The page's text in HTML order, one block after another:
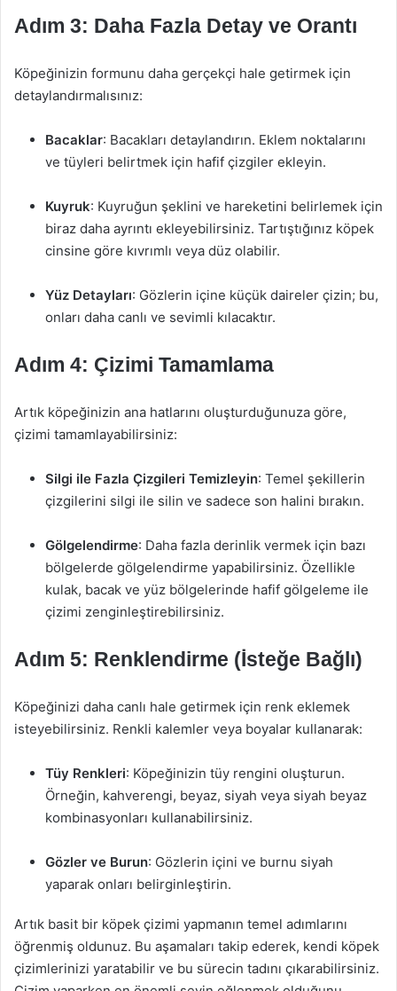
Adım 3: Daha Fazla Detay ve Orantı
Köpeğinizin formunu daha gerçekçi hale getirmek için
detaylandırmalısınız:
Bacaklar: Bacakları detaylandırın. Eklem noktalarını
ve tüyleri belirtmek için hafif çizgiler ekleyin.
Kuyruk: Kuyruğun şeklini ve hareketini belirlemek için
biraz daha ayrıntı ekleyebilirsiniz. Tartıştığınız köpek
cinsine göre kıvrımlı veya düz olabilir.
Yüz Detayları: Gözlerin içine küçük daireler çizin; bu,
onları daha canlı ve sevimli kılacaktır.
Adım 4: Çizimi Tamamlama
Artık köpeğinizin ana hatlarını oluşturduğunuza göre,
çizimi tamamlayabilirsiniz:
Silgi ile Fazla Çizgileri Temizleyin: Temel şekillerin
çizgilerini silgi ile silin ve sadece son halini bırakın.
Gölgelendirme: Daha fazla derinlik vermek için bazı
bölgelerde gölgelendirme yapabilirsiniz. Özellikle
kulak, bacak ve yüz bölgelerinde hafif gölgeleme ile
çizimi zenginleştirebilirsiniz.
Adım 5: Renklendirme (İsteğe Bağlı)
Köpeğinizi daha canlı hale getirmek için renk eklemek
isteyebilirsiniz. Renkli kalemler veya boyalar kullanarak:
Tüy Renkleri: Köpeğinizin tüy rengini oluşturun.
Örneğin, kahverengi, beyaz, siyah veya siyah beyaz
kombinasyonları kullanabilirsiniz.
Gözler ve Burun: Gözlerin içini ve burnu siyah
yaparak onları belirginleştirin.
Artık basit bir köpek çizimi yapmanın temel adımlarını
öğrenmiş oldunuz. Bu aşamaları takip ederek, kendi köpek
çizimlerinizi yaratabilir ve bu sürecin tadını çıkarabilirsiniz.